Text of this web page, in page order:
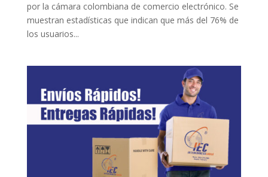
por la cámara colombiana de comercio electrónico. Se
muestran estadísticas que indican que más del 76% de
los usuarios...